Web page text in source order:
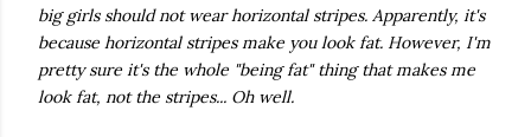
big girls should not wear horizontal stripes. Apparently, it's
because horizontal stripes make you look fat. However, I'm
pretty sure it's the whole "being fat" thing that makes me
look fat, not the stripes... Oh well.